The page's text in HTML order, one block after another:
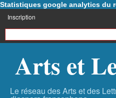
Statistiques google analytics du
Inscription
Arts et